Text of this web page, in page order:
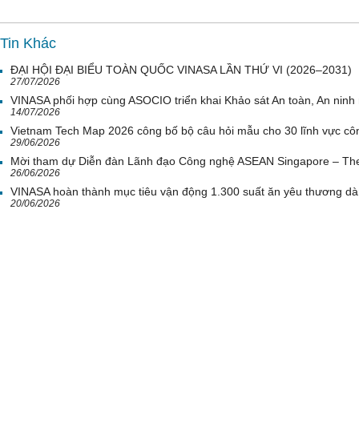
Tin Khác
ĐẠI HỘI ĐẠI BIỂU TOÀN QUỐC VINASA LẦN THỨ VI (2026–2031)
27/07/2026
VINASA phối hợp cùng ASOCIO triển khai Khảo sát An toàn, An
14/07/2026
Vietnam Tech Map 2026 công bố bộ câu hỏi mẫu cho 30 lĩnh vực
29/06/2026
Mời tham dự Diễn đàn Lãnh đạo Công nghệ ASEAN Singapore –
26/06/2026
VINASA hoàn thành mục tiêu vận động 1.300 suất ăn yêu thương
20/06/2026